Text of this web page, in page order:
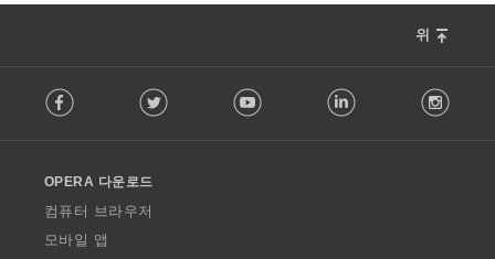
위
o
w
O
p
Facebook Twitter Youtube LinkedIn
OPERA 다운로드
컴퓨터 브라우저
모바일 앱